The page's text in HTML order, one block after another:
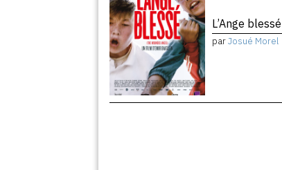
L’Ange blessé
parJosué Morel